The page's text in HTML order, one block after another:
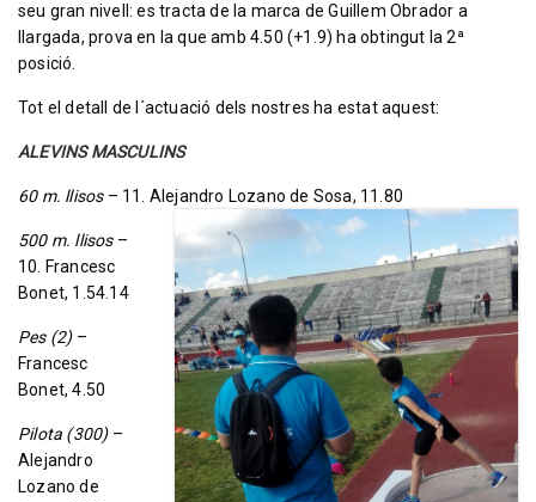
seu gran nivell: es tracta de la marca de Guillem Obrador a
llargada, prova en la que amb 4.50 (+1.9) ha obtingut la 2ª
posició.
Tot el detall de l´actuació dels nostres ha estat aquest:
ALEVINS MASCULINS
60 m. llisos– 11. Alejandro Lozano de Sosa, 11.80
500 m. llisos–
10. Francesc
Bonet, 1.54.14
Pes (2)–
Francesc
Bonet, 4.50
Pilota (300)–
Alejandro
Lozano de